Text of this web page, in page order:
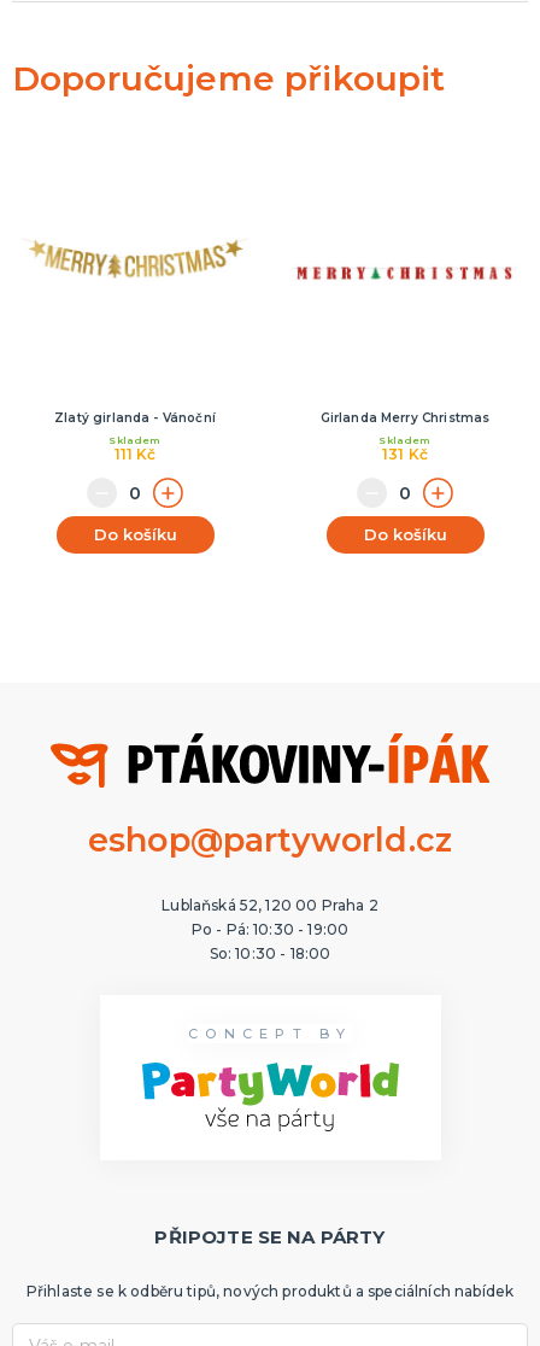
Doporučujeme přikoupit
Zlatý girlanda - Vánoční
111 Kč
Skladem
Do košíku
Girlanda Merry Christmas
131 Kč
Skladem
Do košíku
eshop@partyworld.cz
Lublaňská 52, 120 00 Praha 2
Po - Pá: 10:30 - 19:00
So: 10:30 - 18:00
CONCEPT BY
PŘIPOJTE SE NA PÁRTY
Přihlaste se k odběru tipů, nových produktů a speciálních nabídek